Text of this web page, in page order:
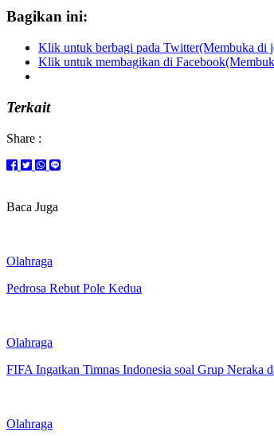
Bagikan ini:
Klik untuk berbagi pada Twitter(Membuka di
Klik untuk membagikan di
Terkait
Share :
Baca Juga
Olahraga
Pedrosa Rebut Pole Kedua
Olahraga
FIFA Ingatkan Timnas Indonesia soal Grup Neraka
Olahraga